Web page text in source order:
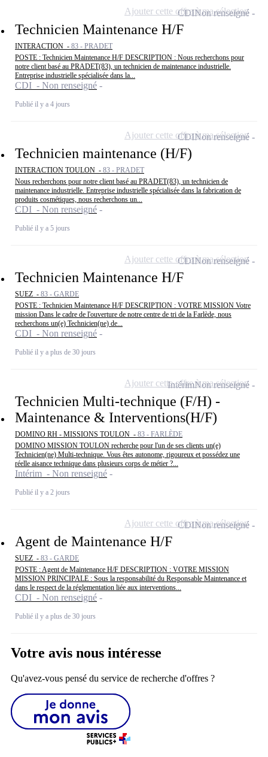
Technicien Maintenance H/F
INTERACTION - 83 - PRADET
POSTE : Technicien Maintenance H/F DESCRIPTION : Nous recherchons pour
notre client basé au PRADET(83), un technicien de maintenance industrielle.
Entreprise industrielle spécialisée dans la...
CDI - Non renseigné
Publié il y a 4 jours
CDINon renseigné
Ajouter cette offre à ma sélection
Technicien maintenance (H/F)
INTERACTION TOULON - 83 - PRADET
Nous recherchons pour notre client basé au PRADET(83), un technicien de
maintenance industrielle. Entreprise industrielle spécialisée dans la fabrication de
produits cosmétiques, nous recherchons un...
CDI - Non renseigné
Publié il y a 5 jours
CDINon renseigné
Ajouter cette offre à ma sélection
Technicien Maintenance H/F
SUEZ - 83 - GARDE
POSTE : Technicien Maintenance H/F DESCRIPTION : VOTRE MISSION Votre
mission Dans le cadre de l'ouverture de notre centre de tri de la Farlède, nous
recherchons un(e) Technicien(ne) de...
CDI - Non renseigné
Publié il y a plus de 30 jours
CDINon renseigné
Ajouter cette offre à ma sélection
Technicien Multi-technique (F/H) -
Maintenance & Interventions(H/F)
DOMINO RH - MISSIONS TOULON - 83 - FARLÈDE
DOMINO MISSION TOULON recherche pour l'un de ses clients un(e)
Technicien(ne) Multi-technique. Vous êtes autonome, rigoureux et possédez une
réelle aisance technique dans plusieurs corps de métier ?...
Intérim - Non renseigné
Publié il y a 2 jours
IntérimNon renseigné
Ajouter cette offre à ma sélection
Agent de Maintenance H/F
SUEZ - 83 - GARDE
POSTE : Agent de Maintenance H/F DESCRIPTION : VOTRE MISSION
MISSION PRINCIPALE : Sous la responsabilité du Responsable Maintenance et
dans le respect de la réglementation liée aux interventions...
CDI - Non renseigné
Publié il y a plus de 30 jours
CDINon renseigné
Ajouter cette offre à ma sélection
Votre avis nous intéresse
Qu'avez-vous pensé du service de recherche d'offres ?